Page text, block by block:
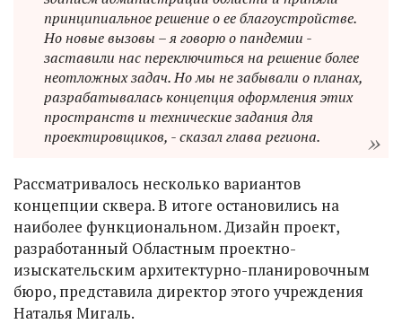
принципиальное решение о ее благоустройстве.
Но новые вызовы – я говорю о пандемии -
заставили нас переключиться на решение более
неотложных задач. Но мы не забывали о планах,
разрабатывалась концепция оформления этих
пространств и технические задания для
проектировщиков, - сказал глава региона.
Рассматривалось несколько вариантов
концепции сквера. В итоге остановились на
наиболее функциональном. Дизайн проект,
разработанный Областным проектно-
изыскательским архитектурно-планировочным
бюро, представила директор этого учреждения
Наталья Мигаль.